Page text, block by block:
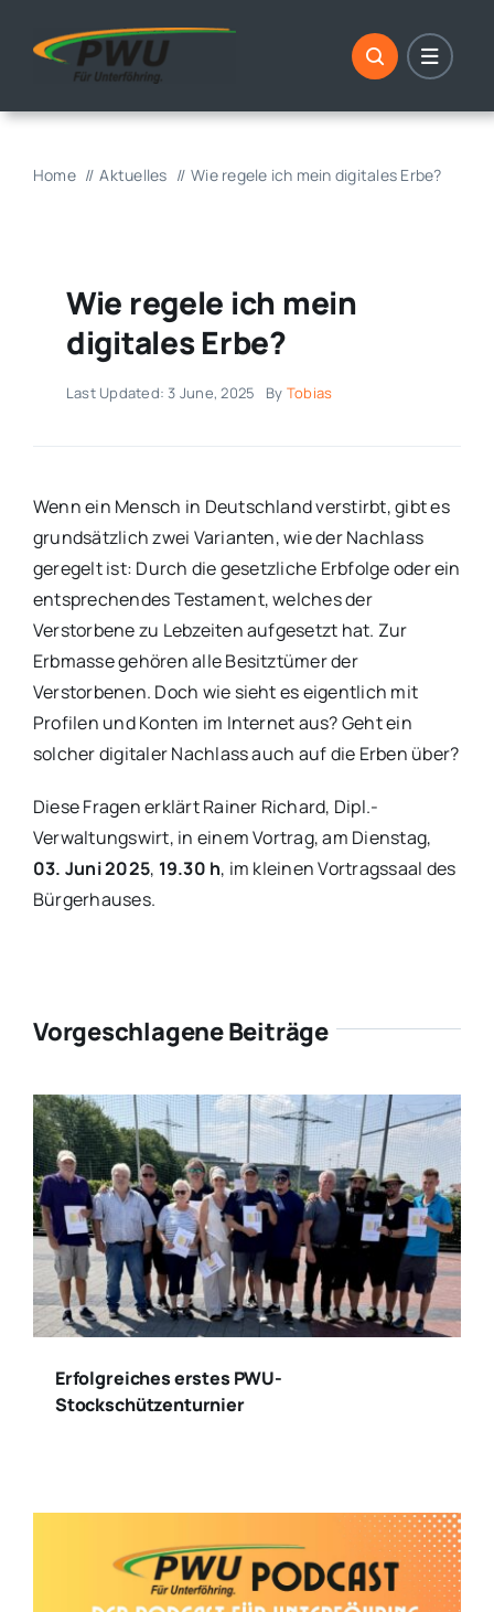
Home Aktuelles Wie regele ich mein digitales Erbe?
Wie regele ich mein
digitales Erbe?
Last Updated: 3 June, 2025 By Tobias
Wenn ein Mensch in Deutschland verstirbt, gibt es
grundsätzlich zwei Varianten, wie der Nachlass
geregelt ist: Durch die gesetzliche Erbfolge oder ein
entsprechendes Testament, welches der
Verstorbene zu Lebzeiten aufgesetzt hat. Zur
Erbmasse gehören alle Besitztümer der
Verstorbenen. Doch wie sieht es eigentlich mit
Profilen und Konten im Internet aus? Geht ein
solcher digitaler Nachlass auch auf die Erben über?
Diese Fragen erklärt Rainer Richard, Dipl.-
Verwaltungswirt, in einem Vortrag, am Dienstag,
03. Juni 2025, 19.30 h, im kleinen Vortragssaal des
Bürgerhauses.
Vorgeschlagene Beiträge
Erfolgreiches erstes PWU-
Stockschützenturnier